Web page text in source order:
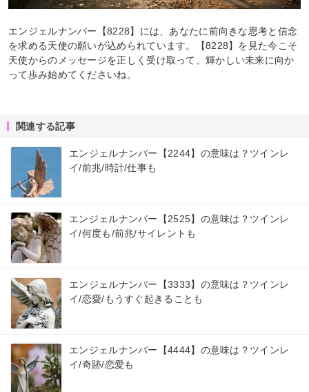
エンジェルナンバー【8228】には、あなたに前向きな思考と信念
を求める天使の願いが込められています。【8228】を見た今こそ
天使からのメッセージを正しく受け取って、輝かしい未来に向か
って歩み始めてくださいね。
関連する記事
エンジェルナンバー【2244】の意味は？ツインレ
イ/前兆/時計/仕事も
エンジェルナンバー【2525】の意味は？ツインレ
イ/何度も/前兆/サイレントも
エンジェルナンバー【3333】の意味は？ツインレ
イ/恋愛/もうすぐ起きることも
エンジェルナンバー【4444】の意味は？ツインレ
イ/奇跡/恋愛も